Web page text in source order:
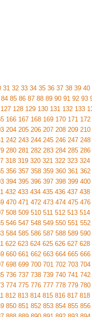
31 32 33 34 35 36 37 38 39 40
84 85 86 87 88 89 90 91 92 93
127 128 129 130 131 132 133
166 167 168 169 170 171 172
204 205 206 207 208 209 210
242 243 244 245 246 247 248
280 281 282 283 284 285 286
318 319 320 321 322 323 324
356 357 358 359 360 361 362
394 395 396 397 398 399 400
432 433 434 435 436 437 438
470 471 472 473 474 475 476
508 509 510 511 512 513 514
546 547 548 549 550 551 552
584 585 586 587 588 589 590
622 623 624 625 626 627 628
660 661 662 663 664 665 666
698 699 700 701 702 703 704
736 737 738 739 740 741 742
774 775 776 777 778 779 780
812 813 814 815 816 817 818
850 851 852 853 854 855 856